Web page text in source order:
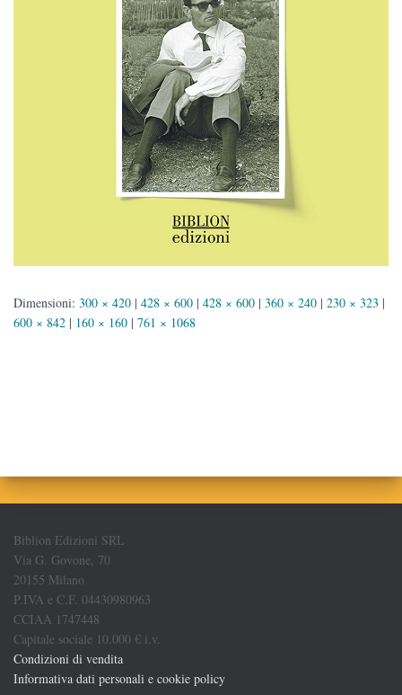
Dimensioni: 300 × 420 | 428 × 600 | 428 × 600 | 360 × 240 | 230 × 323 |
600 × 842 | 160 × 160 | 761 × 1068
Biblion Edizioni SRL
Via G. Govone, 70
20155 Milano
P.IVA e C.F. 04430980963
CCIAA 1747448
Capitale sociale 10.000 € i.v.
Condizioni di vendita
Informativa dati personali e cookie policy